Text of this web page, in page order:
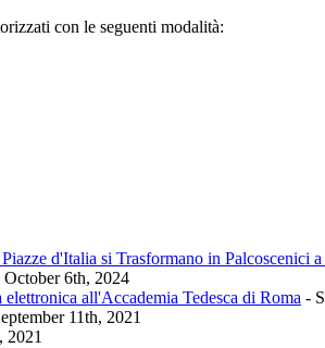
con le seguenti modalità:
d'Italia si Trasformano in Palcoscenici
October 6th, 2024
all'Accademia Tedesca di Roma -
11th, 2021
2021